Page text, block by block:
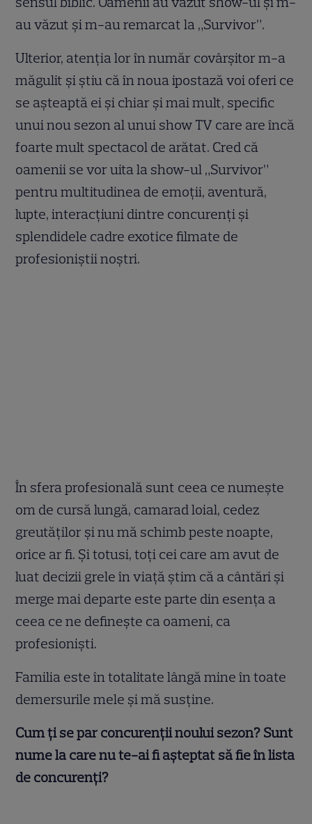
au văzut și m-au remarcat la „Survivor”.
Ulterior, atenția lor în număr covârșitor m-a
măgulit și știu că în noua ipostază voi oferi ce
se așteaptă ei și chiar și mai mult, specific
unui nou sezon al unui show TV care are încă
foarte mult spectacol de arătat. Cred că
oamenii se vor uita la show-ul „Survivor”
pentru multitudinea de emoții, aventură,
lupte, interacțiuni dintre concurenți și
splendidele cadre exotice filmate de
profesioniștii noștri.
În sfera profesională sunt ceea ce numește
om de cursă lungă, camarad loial, cedez
greutăților și nu mă schimb peste noapte,
orice ar fi. Și totusi, toți cei care am avut de
luat decizii grele în viață știm că a cântări și
merge mai departe este parte din esența a
ceea ce ne definește ca oameni, ca
profesioniști.
Familia este în totalitate lângă mine în toate
demersurile mele și mă susține.
Cum ți se par concurenții noului sezon? Sunt
nume la care nu te-ai fi așteptat să fie în lista
de concurenți?